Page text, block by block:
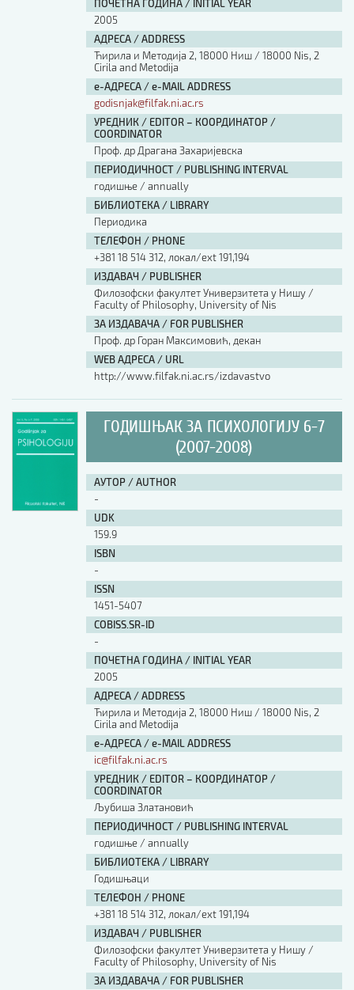
ПОЧЕТНА ГОДИНА / INITIAL YEAR
2005
АДРЕСА / ADDRESS
Ћирила и Методија 2, 18000 Ниш / 18000 Nis, 2
Cirila and Metodija
е-АДРЕСА / e-MAIL ADDRESS
godisnjak@filfak.ni.ac.rs
УРЕДНИК / EDITOR – КООРДИНАТОР /
COORDINATOR
Проф. др Драгана Захаријевска
ПЕРИОДИЧНОСТ / PUBLISHING INTERVAL
годишње / annually
БИБЛИОТЕКА / LIBRARY
Периодика
ТЕЛЕФОН / PHONE
+381 18 514 312, локал/ext 191,194
ИЗДАВАЧ / PUBLISHER
Филозофски факултет Универзитета у Нишу /
Faculty of Philosophy, University of Nis
ЗА ИЗДАВАЧА / FOR PUBLISHER
Проф. др Горан Максимовић, декан
WEB АДРЕСА / URL
http://www.filfak.ni.ac.rs/izdavastvo
ГОДИШЊАК ЗА ПСИХОЛОГИЈУ 6-7
(2007-2008)
АУТОР / AUTHOR
-
UDK
159.9
ISBN
-
ISSN
1451-5407
COBISS.SR-ID
-
ПОЧЕТНА ГОДИНА / INITIAL YEAR
2005
АДРЕСА / ADDRESS
Ћирила и Методија 2, 18000 Ниш / 18000 Nis, 2
Cirila and Metodija
е-АДРЕСА / e-MAIL ADDRESS
ic@filfak.ni.ac.rs
УРЕДНИК / EDITOR – КООРДИНАТОР /
COORDINATOR
Љубиша Златановић
ПЕРИОДИЧНОСТ / PUBLISHING INTERVAL
годишње / annually
БИБЛИОТЕКА / LIBRARY
Годишњаци
ТЕЛЕФОН / PHONE
+381 18 514 312, локал/ext 191,194
ИЗДАВАЧ / PUBLISHER
Филозофски факултет Универзитета у Нишу /
Faculty of Philosophy, University of Nis
ЗА ИЗДАВАЧА / FOR PUBLISHER